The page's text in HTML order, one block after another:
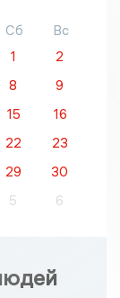
Сб
Вс
1
2
8
9
15
16
22
23
29
30
5 6